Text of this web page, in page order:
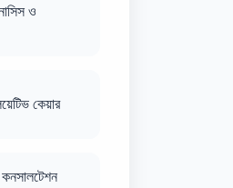
ও
কেয়ার
কনসালটেশন